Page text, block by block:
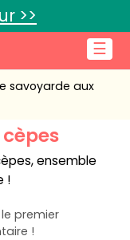
☰
>>
savoyarde aux
ensemble
!
premier
!